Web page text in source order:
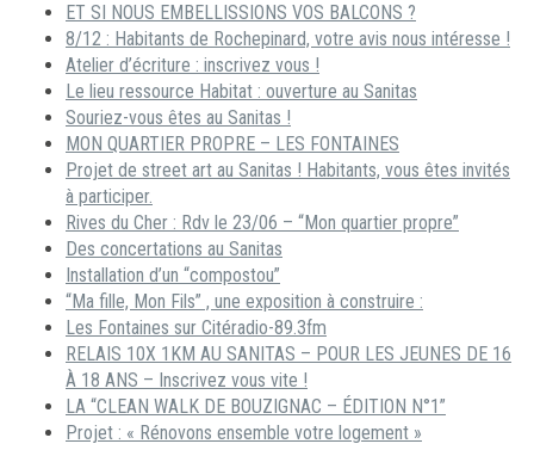
ET SI NOUS EMBELLISSIONS VOS BALCONS ?
8/12 : Habitants de Rochepinard, votre avis nous intéresse !
Atelier d’écriture : inscrivez vous !
Le lieu ressource Habitat : ouverture au Sanitas
Souriez-vous êtes au Sanitas !
MON QUARTIER PROPRE – LES FONTAINES
Projet de street art au Sanitas ! Habitants, vous êtes invités
à participer.
Rives du Cher : Rdv le 23/06 – “Mon quartier propre”
Des concertations au Sanitas
Installation d’un “compostou”
“Ma fille, Mon Fils” , une exposition à construire :
Les Fontaines sur Citéradio-89.3fm
RELAIS 10X 1KM AU SANITAS – POUR LES JEUNES DE 16
À 18 ANS – Inscrivez vous vite !
LA “CLEAN WALK DE BOUZIGNAC – ÉDITION N°1”
Projet : « Rénovons ensemble votre logement »